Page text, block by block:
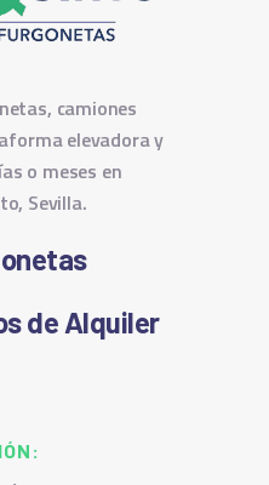
camiones
elevadora y
o meses en
Sevilla.
de Alquiler